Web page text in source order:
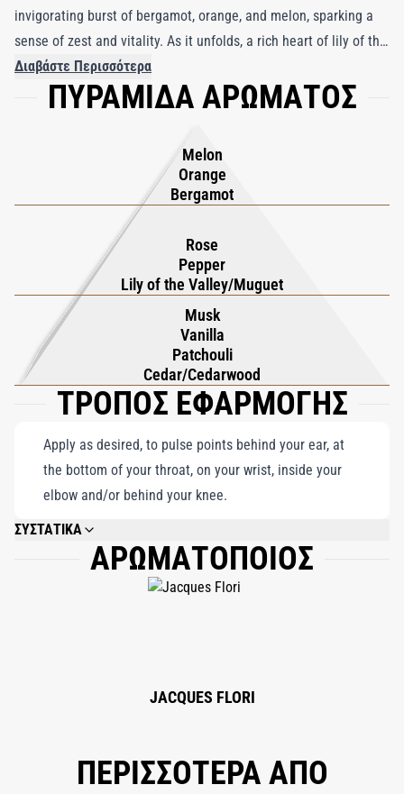
invigorating burst of bergamot, orange, and melon, sparking a
sense of zest and vitality. As it unfolds, a rich heart of lily of the
valley, Bulgarian rose, iris, and rose pepper creates a spicy-floral
accord that enchants with its depth and allure. Finally, Lua
sophisticated trail. This fragrance, housed in luxurious
packaging complete with a certified meteorite fragment, adds a
celestial touch to your daily ritual, capturing the ethereal beauty
Διαβάστε Περισσότερα
ΠΥΡΑΜΙΔΑ ΑΡΩΜΑΤΟΣ
Melon
Orange
Bergamot
Rose
Pepper
Lily of the Valley/Muguet
Musk
Vanilla
Patchouli
Cedar/Cedarwood
ΤΡΟΠΟΣ ΕΦΑΡΜΟΓΗΣ
Apply as desired, to pulse points behind your ear, at
the bottom of your throat, on your wrist, inside your
elbow and/or behind your knee.
ΣΥΣΤΑΤΙΚΑ
ALCOHOL DENAT., AQUA (WATER), PARFUM (FRAGRANCE), ALPHA-
ISOMETHYL IONONE, AMYL CINNAMAL, BENZYL BENZOATE, BENZYL
SALICYLATE, BUTYLPHENYL METHYLPROPIONAL, CITRAL, CITRONELLOL,
ΑΡΩΜΑΤΟΠΟΙΟΣ
JACQUES FLORI
ΠΕΡΙΣΣΟΤΕΡΑ ΑΠΟ